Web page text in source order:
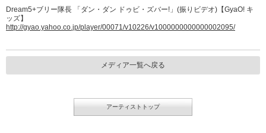
Dream5+ブリー隊長 「ダン・ダン ドゥビ・ズバー!」(振りビデオ)【GyaO! キ
ッズ】
http://gyao.yahoo.co.jp/player/00071/v10226/v1000000000000002095/
メディア一覧へ戻る
アーティストトップ